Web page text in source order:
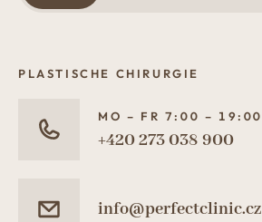
PLASTISCHE CHIRURGIE
MO – FR 7:00 – 19:00
+420 273 038 900
info@perfectclinic.cz